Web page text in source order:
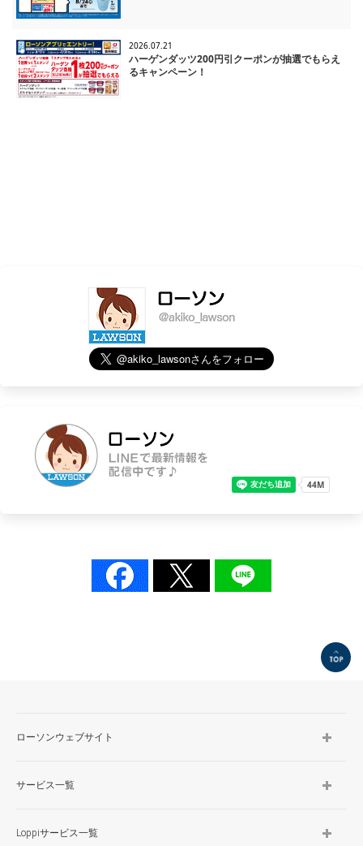
2026.07.21
ハーゲンダッツ200円引クーポンが抽選でもらえ
るキャンペーン！
ローソンウェブサイト
サービス一覧
Loppiサービス一覧